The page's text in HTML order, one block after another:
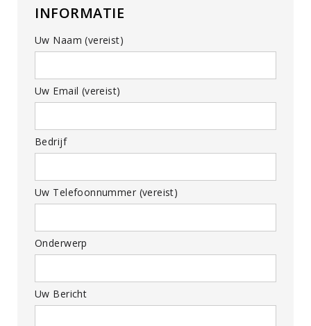
INFORMATIE
Uw Naam (vereist)
Uw Email (vereist)
Bedrijf
Uw Telefoonnummer (vereist)
Onderwerp
Uw Bericht